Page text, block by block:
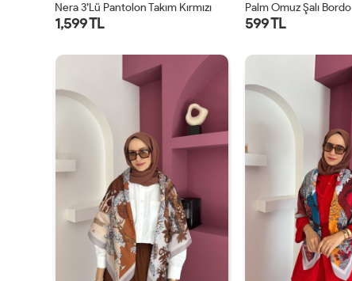
STD
Nera 3’lü Pantolon Takım Kırmızı
1,599 TL
STD
Palm Omuz Şalı Bordo
599 TL